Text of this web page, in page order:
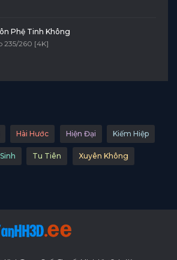
Phệ Tinh Không
235/260 [4K]
Hài Hước Hiện Đại Kiếm Hiệp
Tu Tiên Xuyên Không